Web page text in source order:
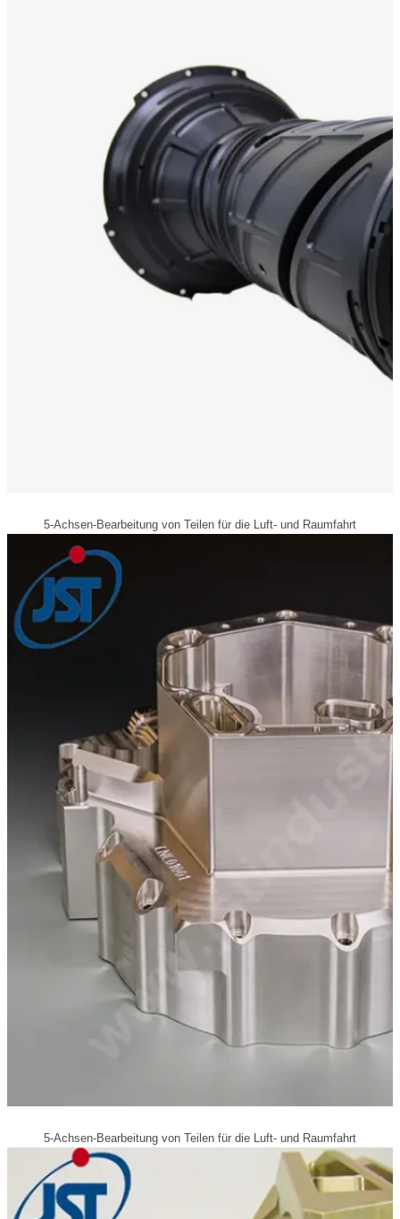
5-Achsen-Bearbeitung von Teilen für die Luft- und Raumfahrt
5-Achsen-Bearbeitung von Teilen für die Luft- und Raumfahrt